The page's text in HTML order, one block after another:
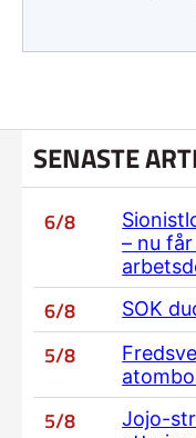
SENASTE
6/8
– nu
6/8 SOK
5/8
5/8
Jojo-